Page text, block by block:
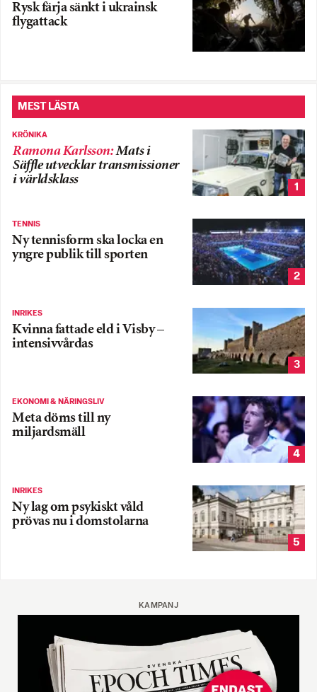
Rysk färja sänkt i ukrainsk
flygattack
MEST LÄSTA
KRÖNIKA
Ramona Karlsson:Mats i
Säffle utvecklar transmissioner
i världsklass
1
TENNIS
Ny tennisform ska locka en
yngre publik till sporten
2
INRIKES
Kvinna fattade eld i Visby –
intensivvårdas
3
EKONOMI & NÄRINGSLIV
Meta döms till ny
miljardsmäll
4
INRIKES
Ny lag om psykiskt våld
prövas nu i domstolarna
5
KAMPANJ